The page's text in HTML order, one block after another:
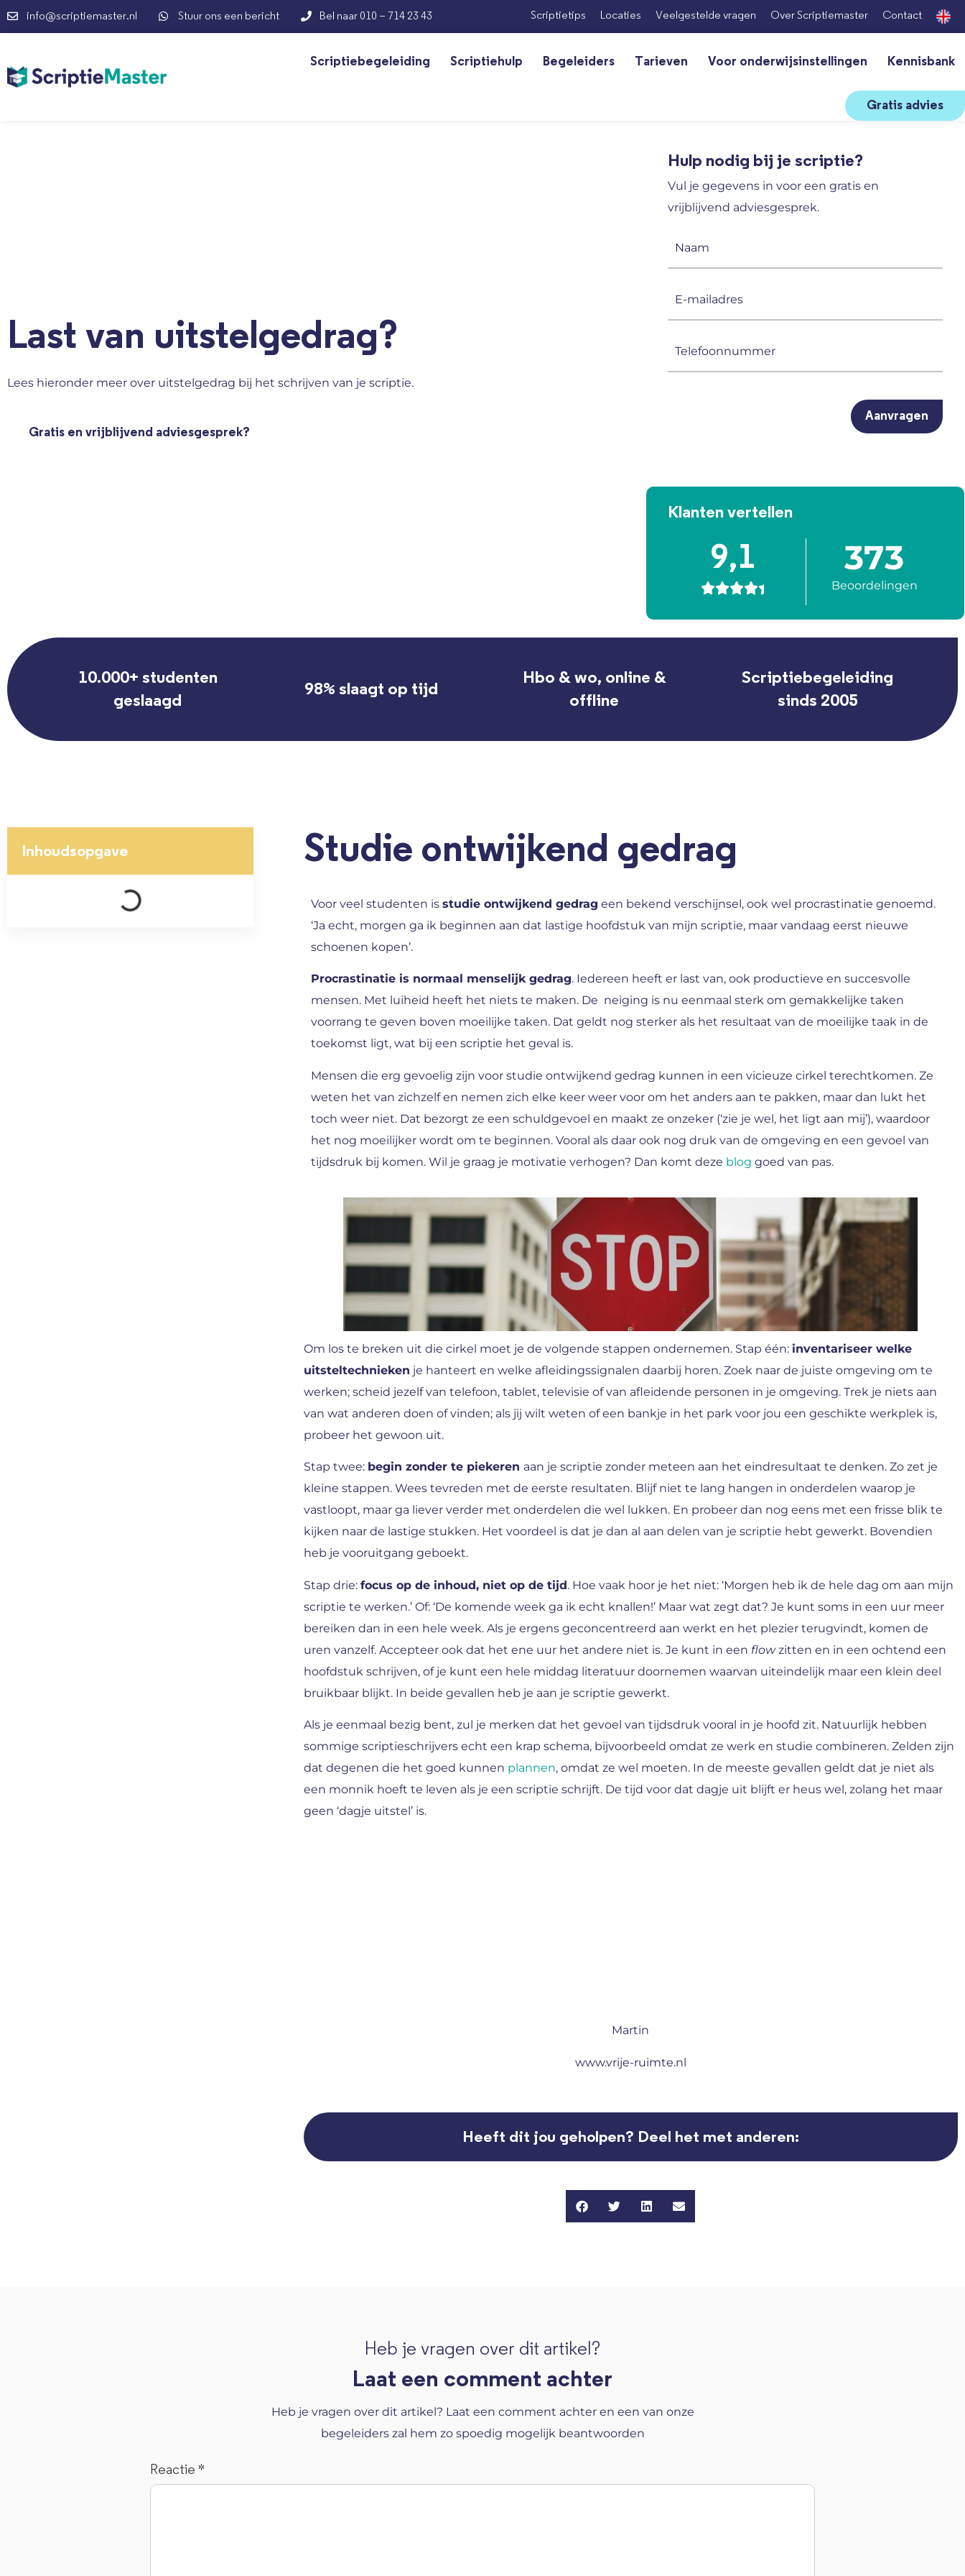
info@scriptiemaster.nl Stuur ons een bericht Bel naar 010 – 714 23 43 Scriptietips Locaties Veelgestelde vragen Over Scriptiemaster Contact
Scriptiebegeleiding Scriptiehulp Begeleiders Tarieven Voor onderwijsinstellingen Kennisbank
Gratis advies
Last van uitstelgedrag?
Lees hieronder meer over uitstelgedrag bij het schrijven van je scriptie.
Gratis en vrijblijvend adviesgesprek?
Hulp nodig bij je scriptie?
Vul je gegevens in voor een gratis en
vrijblijvend adviesgesprek.
Klanten vertellen
9,1

373
Beoordelingen
10.000+ studenten
geslaagd
98% slaagt op tijd
Hbo & wo, online &
offline
Scriptiebegeleiding
sinds 2005
Inhoudsopgave Studie ontwijkend gedrag
Voor veel studenten is studie ontwijkend gedrag een bekend verschijnsel, ook wel procrastinatie genoemd.
‘Ja echt, morgen ga ik beginnen aan dat lastige hoofdstuk van mijn scriptie, maar vandaag eerst nieuwe
schoenen kopen’.
Procrastinatie is normaal menselijk gedrag. Iedereen heeft er last van, ook productieve en succesvolle
mensen. Met luiheid heeft het niets te maken. De neiging is nu eenmaal sterk om gemakkelijke taken
voorrang te geven boven moeilijke taken. Dat geldt nog sterker als het resultaat van de moeilijke taak in de
toekomst ligt, wat bij een scriptie het geval is.
Mensen die erg gevoelig zijn voor studie ontwijkend gedrag kunnen in een vicieuze cirkel terechtkomen. Ze
weten het van zichzelf en nemen zich elke keer weer voor om het anders aan te pakken, maar dan lukt het
toch weer niet. Dat bezorgt ze een schuldgevoel en maakt ze onzeker (‘zie je wel, het ligt aan mij’), waardoor
het nog moeilijker wordt om te beginnen. Vooral als daar ook nog druk van de omgeving en een gevoel van
tijdsdruk bij komen. Wil je graag je motivatie verhogen? Dan komt deze blog goed van pas.
Om los te breken uit die cirkel moet je de volgende stappen ondernemen. Stap één: inventariseer welke
uitsteltechnieken je hanteert en welke afleidingssignalen daarbij horen. Zoek naar de juiste omgeving om te
werken; scheid jezelf van telefoon, tablet, televisie of van afleidende personen in je omgeving. Trek je niets aan
van wat anderen doen of vinden; als jij wilt weten of een bankje in het park voor jou een geschikte werkplek is,
probeer het gewoon uit.
Stap twee: begin zonder te piekeren aan je scriptie zonder meteen aan het eindresultaat te denken. Zo zet je
kleine stappen. Wees tevreden met de eerste resultaten. Blijf niet te lang hangen in onderdelen waarop je
vastloopt, maar ga liever verder met onderdelen die wel lukken. En probeer dan nog eens met een frisse blik te
kijken naar de lastige stukken. Het voordeel is dat je dan al aan delen van je scriptie hebt gewerkt. Bovendien
heb je vooruitgang geboekt.
Stap drie: focus op de inhoud, niet op de tijd. Hoe vaak hoor je het niet: ‘Morgen heb ik de hele dag om aan mijn
scriptie te werken.’ Of: ‘De komende week ga ik echt knallen!’ Maar wat zegt dat? Je kunt soms in een uur meer
bereiken dan in een hele week. Als je ergens geconcentreerd aan werkt en het plezier terugvindt, komen de
uren vanzelf. Accepteer ook dat het ene uur het andere niet is. Je kunt in een flowzitten en in een ochtend een
hoofdstuk schrijven, of je kunt een hele middag literatuur doornemen waarvan uiteindelijk maar een klein deel
bruikbaar blijkt. In beide gevallen heb je aan je scriptie gewerkt.
Als je eenmaal bezig bent, zul je merken dat het gevoel van tijdsdruk vooral in je hoofd zit. Natuurlijk hebben
sommige scriptieschrijvers echt een krap schema, bijvoorbeeld omdat ze werk en studie combineren. Zelden zijn
dat degenen die het goed kunnen plannen, omdat ze wel moeten. In de meeste gevallen geldt dat je niet als
een monnik hoeft te leven als je een scriptie schrijft. De tijd voor dat dagje uit blijft er heus wel, zolang het maar
geen ‘dagje uitstel’ is.
Martin
www.vrije-ruimte.nl
Heeft dit jou geholpen? Deel het met anderen:
Heb je vragen over dit artikel?
Laat een comment achter
Heb je vragen over dit artikel? Laat een comment achter en een van onze
begeleiders zal hem zo spoedig mogelijk beantwoorden
Reactie *